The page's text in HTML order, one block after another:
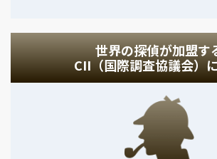
世界の探偵が加盟す
CII（国際調査協議会）